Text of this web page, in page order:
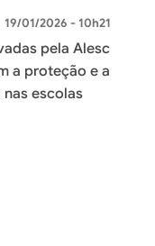
19/01/2026 - 10h21
pela Alesc
a proteção e a
escolas